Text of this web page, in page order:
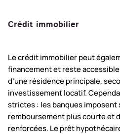
Crédit immobilier
Le crédit immobilier peut
financement et reste
d’une résidence principale,
investissement locatif.
strictes : les banques imposent
remboursement plus courte et
renforcées. Le prêt